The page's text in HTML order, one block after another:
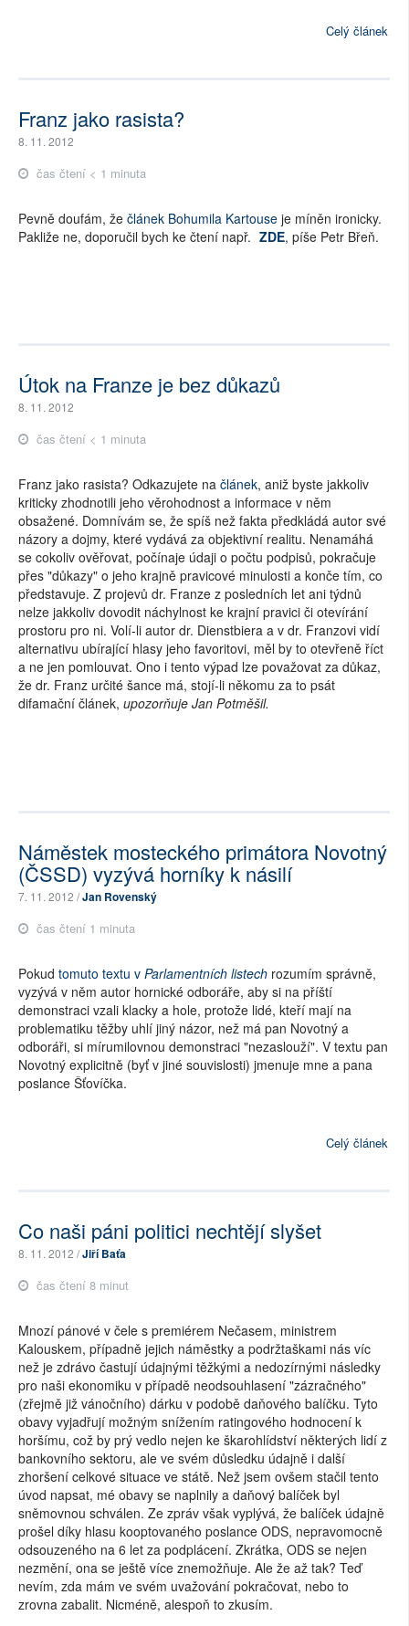
Celý článek
Franz jako rasista?
8. 11. 2012
čas čtení < 1 minuta
Pevně doufám, že článek Bohumila Kartouse je míněn ironicky.
Pakliže ne, doporučil bych ke čtení např. ZDE, píše Petr Břeň.
Útok na Franze je bez důkazů
8. 11. 2012
čas čtení < 1 minuta
Franz jako rasista? Odkazujete na článek, aniž byste jakkoliv
kriticky zhodnotili jeho věrohodnost a informace v něm
obsažené. Domnívám se, že spíš než fakta předkládá autor své
názory a dojmy, které vydává za objektivní realitu. Nenamáhá
se cokoliv ověřovat, počínaje údaji o počtu podpisů, pokračuje
přes "důkazy" o jeho krajně pravicové minulosti a konče tím, co
představuje. Z projevů dr. Franze z posledních let ani týdnů
nelze jakkoliv dovodit náchylnost ke krajní pravici či otevírání
prostoru pro ni. Volí-li autor dr. Dienstbiera a v dr. Franzovi vidí
alternativu ubírající hlasy jeho favoritovi, měl by to otevřeně říct
a ne jen pomlouvat. Ono i tento výpad lze považovat za důkaz,
že dr. Franz určité šance má, stojí-li někomu za to psát
difamační článek, upozorňuje Jan Potměšil.
Náměstek mosteckého primátora Novotný
(ČSSD) vyzývá horníky k násilí
7. 11. 2012 /Jan Rovenský
čas čtení 1 minuta
Pokud tomuto textu v Parlamentních listech rozumím správně,
vyzývá v něm autor hornické odboráře, aby si na příští
demonstraci vzali klacky a hole, protože lidé, kteří mají na
problematiku těžby uhlí jiný názor, než má pan Novotný a
odboráři, si mírumilovnou demonstraci "nezaslouží". V textu pan
Novotný explicitně (byť v jiné souvislosti) jmenuje mne a pana
poslance Šťovíčka.
Celý článek
Co naši páni politici nechtějí slyšet
8. 11. 2012 /Jiří Baťa
čas čtení 8 minut
Mnozí pánové v čele s premiérem Nečasem, ministrem
Kalouskem, případně jejich náměstky a podržtaškami nás víc
než je zdrávo častují údajnými těžkými a nedozírnými následky
pro naši ekonomiku v případě neodsouhlasení "zázračného"
(zřejmě již vánočního) dárku v podobě daňového balíčku. Tyto
obavy vyjadřují možným snížením ratingového hodnocení k
horšímu, což by prý vedlo nejen ke škarohlídství některých lidí z
bankovního sektoru, ale ve svém důsledku údajně i další
zhoršení celkové situace ve státě. Než jsem ovšem stačil tento
úvod napsat, mé obavy se naplnily a daňový balíček byl
sněmovnou schválen. Ze zpráv však vyplývá, že balíček údajně
prošel díky hlasu kooptovaného poslance ODS, nepravomocně
odsouzeného na 6 let za podplácení. Zkrátka, ODS se nejen
nezmění, ona se ještě více znemožňuje. Ale že až tak? Teď
nevím, zda mám ve svém uvažování pokračovat, nebo to
zrovna zabalit. Nicméně, alespoň to zkusím.